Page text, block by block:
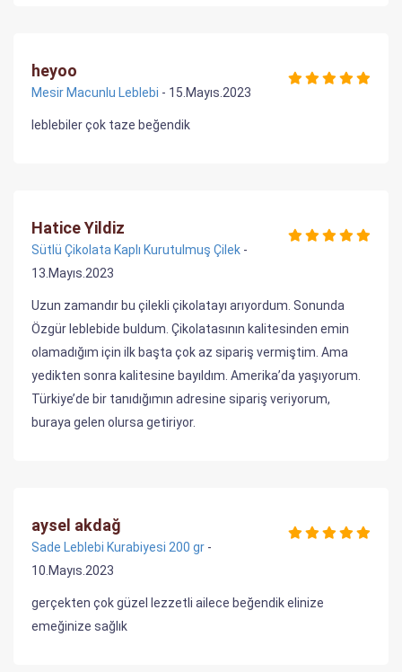
heyoo
Mesir Macunlu Leblebi - 15.Mayıs.2023
leblebiler çok taze beğendik
Hatice Yildiz
Sütlü Çikolata Kaplı Kurutulmuş Çilek -
13.Mayıs.2023
Uzun zamandır bu çilekli çikolatayı arıyordum. Sonunda
Özgür leblebide buldum. Çikolatasının kalitesinden emin
olamadığım için ilk başta çok az sipariş vermiştim. Ama
yedikten sonra kalitesine bayıldım. Amerika’da yaşıyorum.
Türkiye’de bir tanıdığımın adresine sipariş veriyorum,
buraya gelen olursa getiriyor.
aysel akdağ
Sade Leblebi Kurabiyesi 200 gr -
10.Mayıs.2023
gerçekten çok güzel lezzetli ailece beğendik elinize
emeğinize sağlık